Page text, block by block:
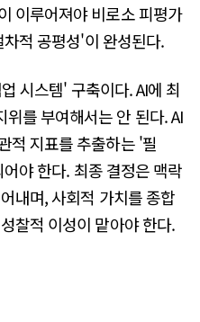
이루어져야 비로소 피평가
적 공평성'이 완성된다.
시스템' 구축이다. AI에 최
를 부여해서는 안 된다. AI
적 지표를 추출하는 '필
야 한다. 최종 결정은 맥락
내며, 사회적 가치를 종합
찰적 이성이 맡아야 한다.